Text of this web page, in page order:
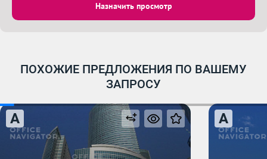
Назначить просмотр
ПОХОЖИЕ ПРЕДЛОЖЕНИЯ ПО ВАШЕМУ
ЗАПРОСУ
A A